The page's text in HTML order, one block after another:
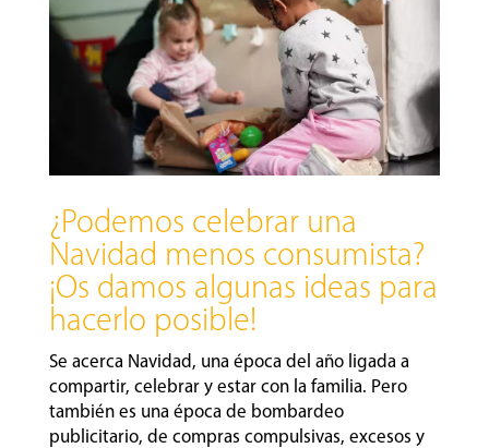
¿Podemos celebrar una
Navidad menos consumista?
¡Os damos algunas ideas para
hacerlo posible!
Se acerca Navidad, una época del año ligada a
compartir, celebrar y estar con la familia. Pero
también es una época de bombardeo
publicitario, de compras compulsivas, excesos y